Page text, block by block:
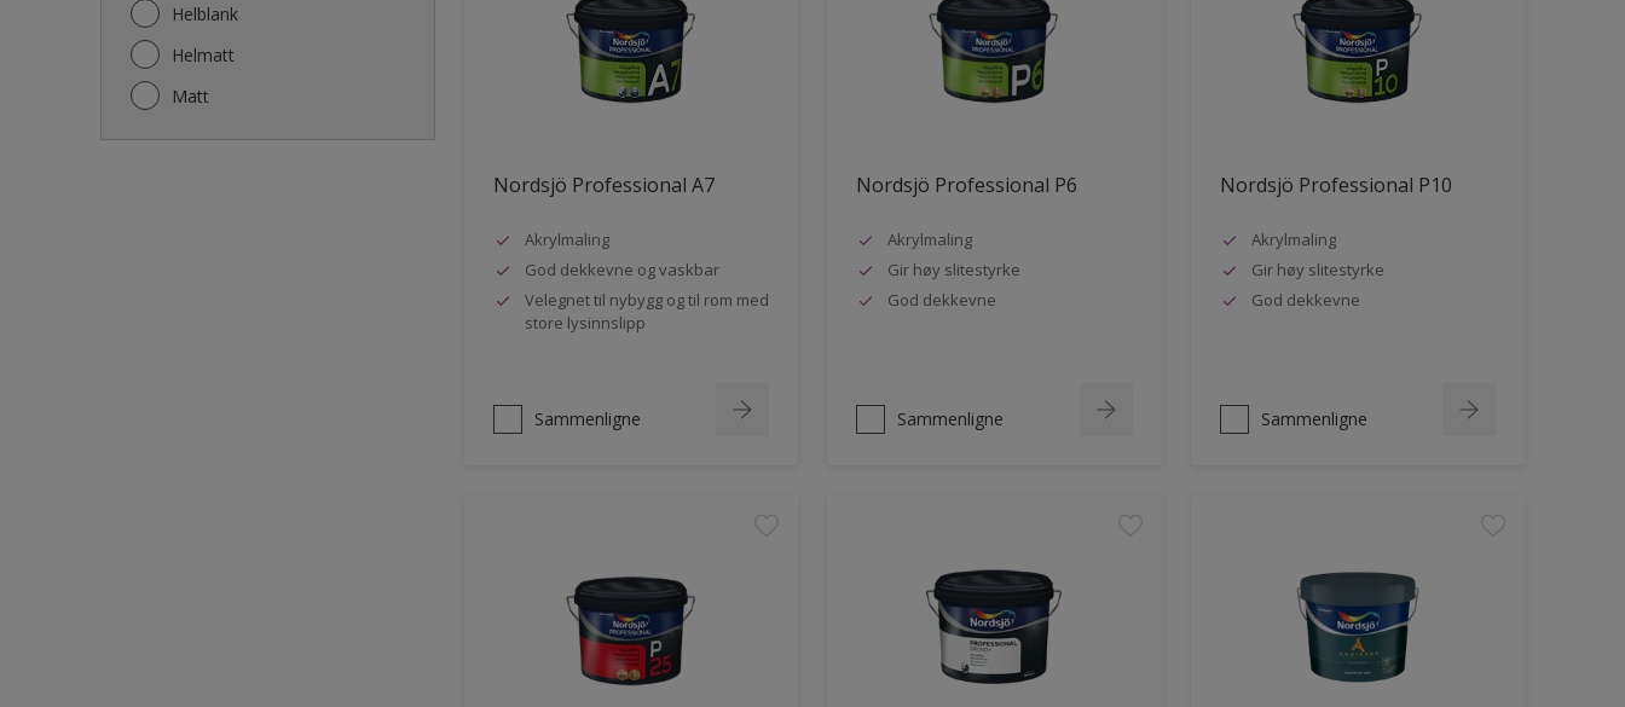
Helblank
Helmatt
Matt
Nordsjö Professional A7
Akrylmaling
God dekkevne og vaskbar
Velegnet til nybygg og til rom med
store lysinnslipp
Sammenligne
Nordsjö Professional P6
Akrylmaling
Gir høy slitestyrke
God dekkevne
Sammenligne
Nordsjö Professional P10
Akrylmaling
Gir høy slitestyrke
God dekkevne
Sammenligne